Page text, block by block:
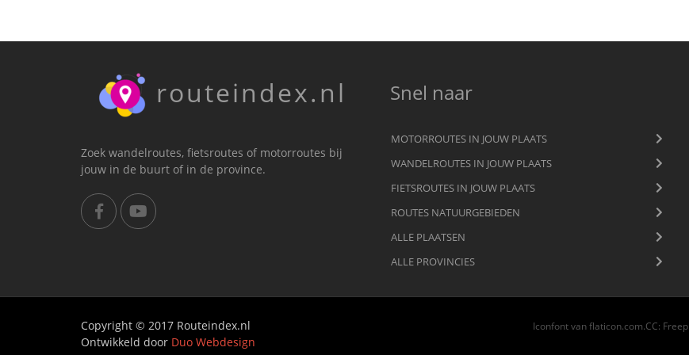
routeindex.nl
Zoek wandelroutes, fietsroutes of motorroutes bij
jouw in de buurt of in de province.
Snel naar
MOTORROUTES IN JOUW PLAATS
WANDELROUTES IN JOUW PLAATS
FIETSROUTES IN JOUW PLAATS
ROUTES NATUURGEBIEDEN
ALLE PLAATSEN
ALLE PROVINCIES
Copyright © 2017 Routeindex.nl
Ontwikkeld door Duo Webdesign
Iconfont vanflaticon.com.CC: